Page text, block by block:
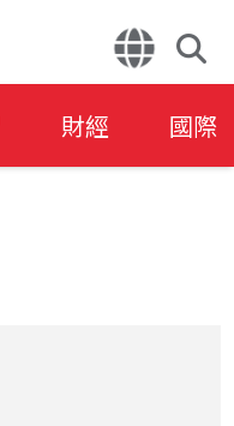
財經 國際